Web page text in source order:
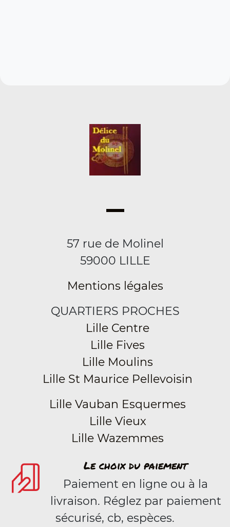
57 rue de Molinel
59000 LILLE
Mentions légales
QUARTIERS PROCHES
Lille Centre
Lille Fives
Lille Moulins
Lille St Maurice Pellevoisin
Lille Vauban Esquermes
Lille Vieux
Lille Wazemmes
Le choix du paiement
Paiement en ligne ou à la
livraison. Réglez par paiement
sécurisé, cb, espèces.